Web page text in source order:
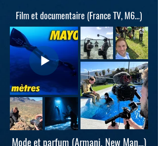
Film et documentaire (France TV, M6…)
Mode et parfum (Armani, New Man…)